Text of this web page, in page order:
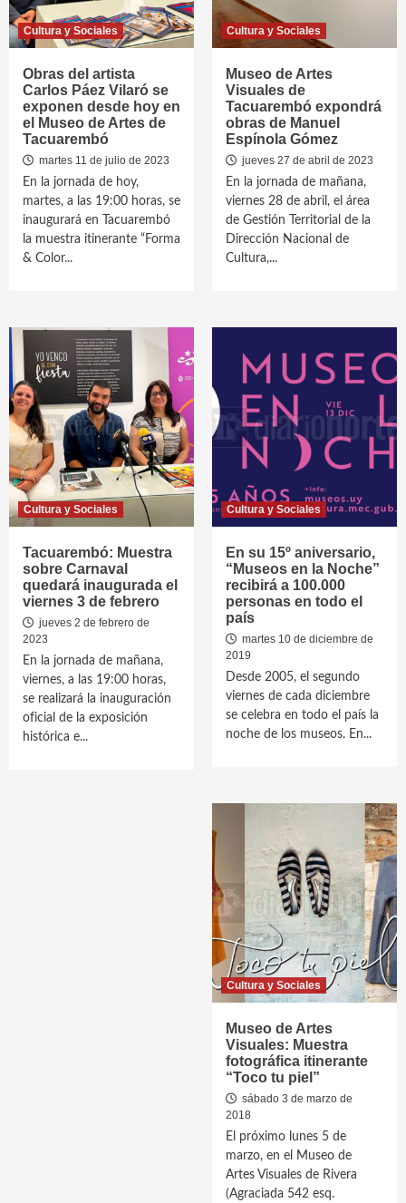
Cultura y Sociales
Obras del artista
Carlos Páez Vilaró se
exponen desde hoy en
el Museo de Artes de
Tacuarembó
martes 11 de julio de 2023
En la jornada de hoy,
martes, a las 19:00 horas, se
inaugurará en Tacuarembó
la muestra itinerante “Forma
& Color...
Cultura y Sociales
Museo de Artes
Visuales de
Tacuarembó expondrá
obras de Manuel
Espínola Gómez
jueves 27 de abril de 2023
En la jornada de mañana,
viernes 28 de abril, el área
de Gestión Territorial de la
Dirección Nacional de
Cultura,...
Cultura y Sociales
Tacuarembó: Muestra
sobre Carnaval
quedará inaugurada el
viernes 3 de febrero
jueves 2 de febrero de
2023
En la jornada de mañana,
viernes, a las 19:00 horas,
se realizará la inauguración
oficial de la exposición
histórica e...
Cultura y Sociales
En su 15º aniversario,
“Museos en la Noche”
recibirá a 100.000
personas en todo el
país
martes 10 de diciembre de
2019
Desde 2005, el segundo
viernes de cada diciembre
se celebra en todo el país la
noche de los museos. En...
Cultura y Sociales
Museo de Artes
Visuales: Muestra
fotográfica itinerante
“Toco tu piel”
sábado 3 de marzo de
2018
El próximo lunes 5 de
marzo, en el Museo de
Artes Visuales de Rivera
(Agraciada 542 esq.